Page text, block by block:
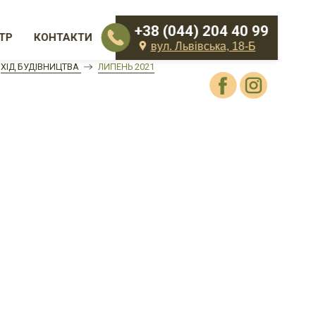
КОНТАКТИ +38 (044) 204 40 99
вул. Львівська, 18-Б
ХІД БУДІВНИЦТВА ЛИПЕНЬ 2021